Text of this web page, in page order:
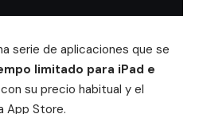
serie de aplicaciones que se
limitado para iPad e
con su precio habitual y el
App Store.